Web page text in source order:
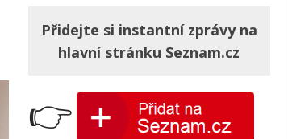
Přidejte si instantní zprávy na
hlavní stránku Seznam.cz
👉